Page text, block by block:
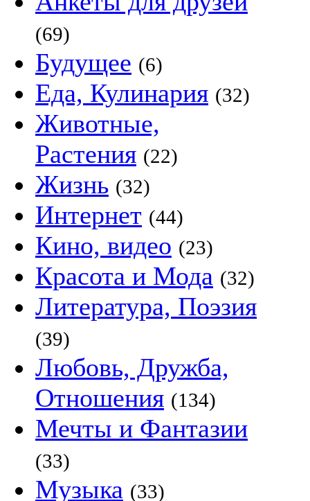
(69)
Будущее (6)
Еда, Кулинария (32)
Животные,
Растения (22)
Жизнь (32)
Интернет (44)
Кино, видео (23)
Красота и Мода (32)
Литература, Поэзия
(39)
Любовь, Дружба,
Отношения (134)
Мечты и Фантазии
(33)
Музыка (33)